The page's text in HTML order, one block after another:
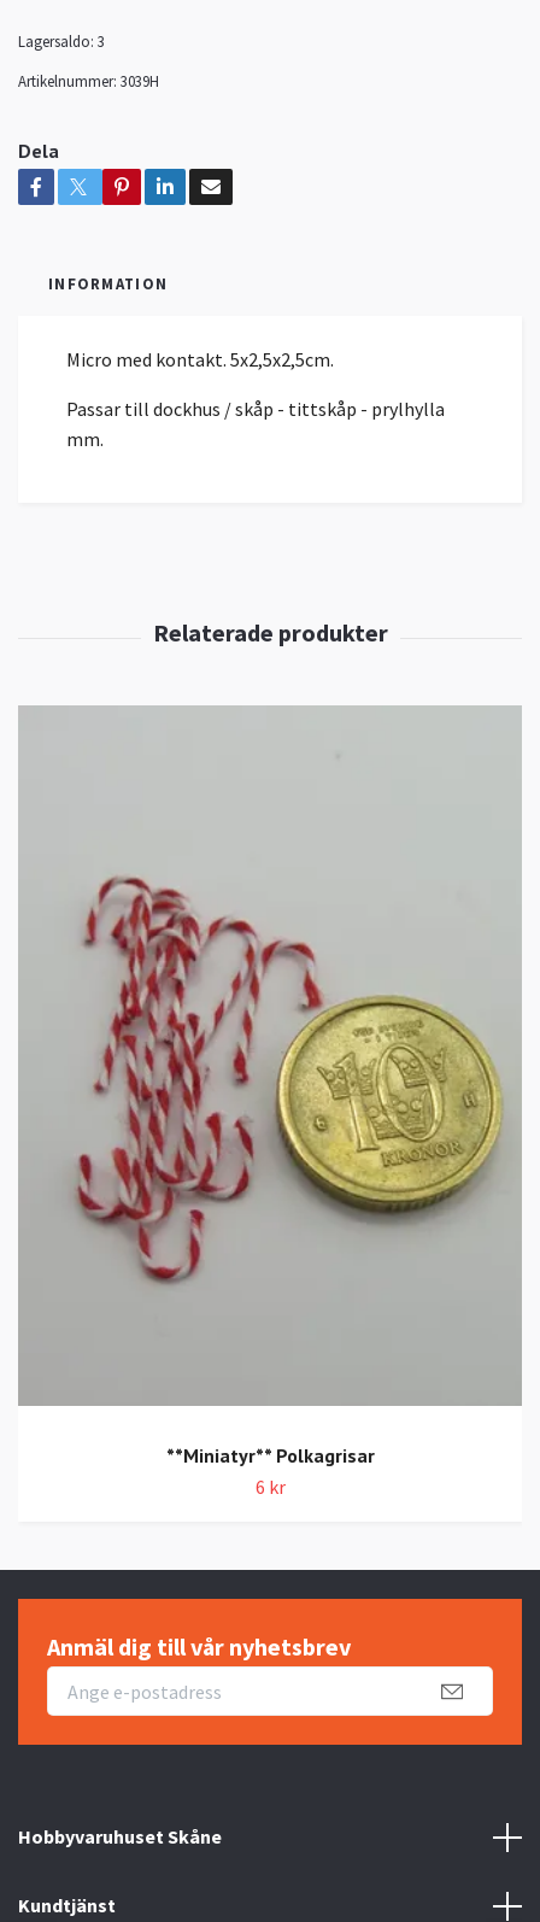
Lagersaldo: 3
Artikelnummer: 3039H
Dela
INFORMATION
Micro med kontakt. 5x2,5x2,5cm.
Passar till dockhus / skåp - tittskåp - prylhylla
mm.
**Miniatyr** Polkagrisar
6 kr
Anmäl dig till vår nyhetsbrev
Hobbyvaruhuset Skåne
Kundtjänst